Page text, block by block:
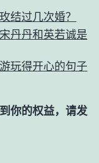
结过几次婚？
丹丹和英若诚是
玩得开心的句子
你的权益，请发